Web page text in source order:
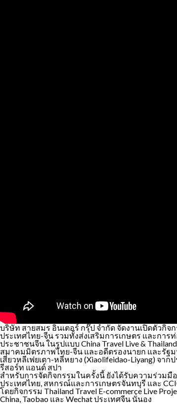
บริษัท สายสมร อินเตอร์ กรุ๊ป จำกัด จัดงานเปิดตัวกิจก
ประเทศไทย-จีน รวมทั้งส่งเสริมการเกษตร และกา
ประชาชนจีน ในรูปแบบ China Travel Live &
สมาคมมิตรภาพไทย-จีน และอดีตรองนายก และรัฐ
เสี่ยวหลีเฟยเตา-หลี่หยาง (Xiaolifeidao-Liyang) จ
รีสอร์ท แอนด์ สปา
สำหรับการจัดกิจกรรมในครั้งนี้ ยังได้รับความร่วมมื
ประเทศไทย, สหกรณ์และการเกษตรจันทบุรี และ
โดยกิจกรรม Thailand Travel E-commerce Live
China, Taobao และ Wechat ประเทศจีน นั่นอง